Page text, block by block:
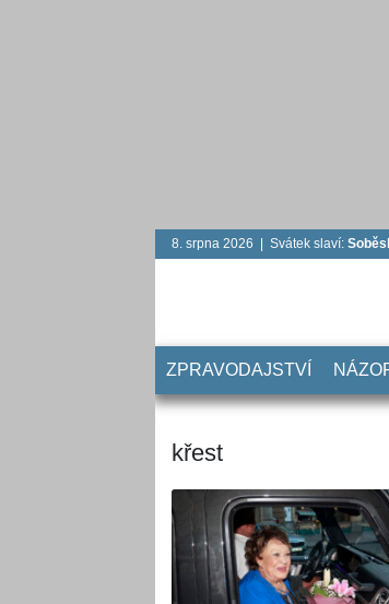
8. srpna 2026 | Svátek slaví:
ZPRAVODAJSTVÍ
křest